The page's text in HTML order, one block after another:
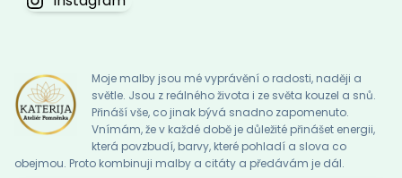
Moje malby jsou mé vyprávění o radosti, naději a
světle. Jsou z reálného života i ze světa kouzel a snů.
Přináší vše, co jinak bývá snadno zapomenuto.
Vnímám, že v každé době je důležité přinášet energii,
která povzbudí, barvy, které pohladí a slova co
obejmou. Proto kombinuji malby a citáty a předávám je dál.